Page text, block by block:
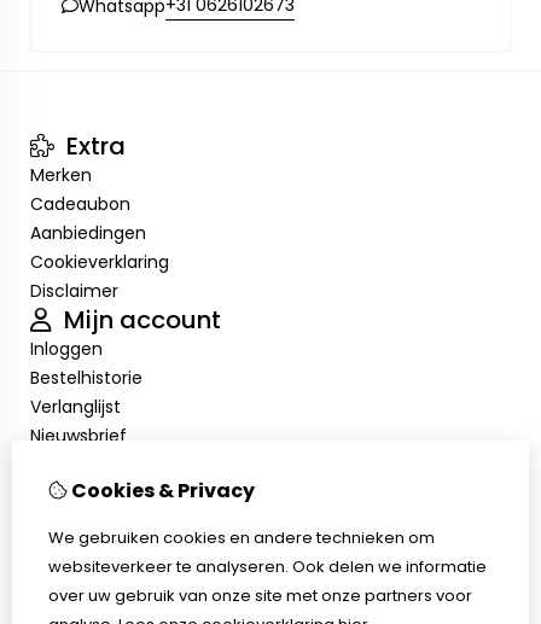
Whatsapp+31 0626102673
Extra
Merken
Cadeaubon
Aanbiedingen
Cookieverklaring
Disclaimer
Mijn account
Inloggen
Bestelhistorie
Verlanglijst
Nieuwsbrief
Disclaimer
Contact
Cookies & Privacy
We gebruiken cookies en andere technieken om
websiteverkeer te analyseren. Ook delen we informatie
over uw gebruik van onze site met onze partners voor